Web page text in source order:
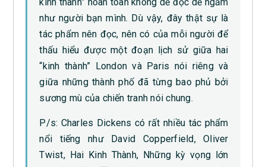
như người bạn mình. Dù vậy, đây thật sự là
tác phẩm nên đọc, nên có của mỗi người để
thấu hiểu được một đoạn lịch sử giữa hai
“kinh thành” London và Paris nói riêng và
giữa những thành phố đã từng bao phủ bởi
sương mù của chiến tranh nói chung.
P/s: Charles Dickens có rất nhiều tác phẩm
nổi tiếng như David Copperfield, Oliver
Twist, Hai Kinh Thành, Những kỳ vọng lớn